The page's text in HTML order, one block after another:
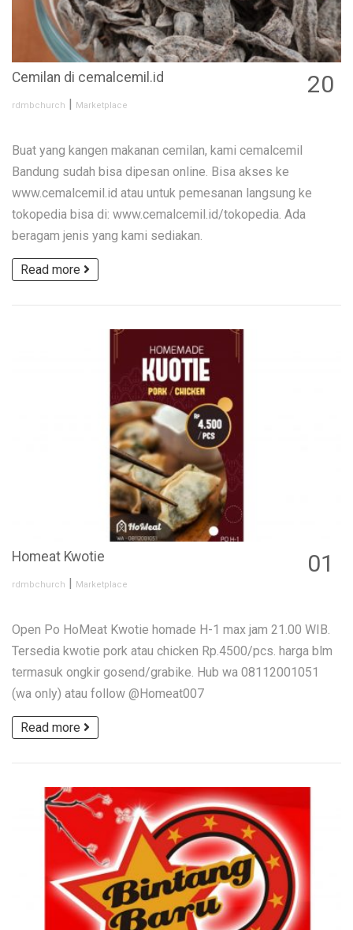
Cemilan di cemalcemil.id
rdmbchurch | Marketplace
20
Buat yang kangen makanan cemilan, kami cemalcemil
Bandung sudah bisa dipesan online. Bisa akses ke
www.cemalcemil.id atau untuk pemesanan langsung ke
tokopedia bisa di: www.cemalcemil.id/tokopedia. Ada
beragam jenis yang kami sediakan.
Read more
Homeat Kwotie
rdmbchurch Marketplace
01
Open Po HoMeat Kwotie homade H-1 max jam 21.00 WIB.
Tersedia kwotie pork atau chicken Rp.4500/pcs. harga blm
termasuk ongkir gosend/grabike. Hub wa 08112001051
(wa only) atau follow @Homeat007
Read more